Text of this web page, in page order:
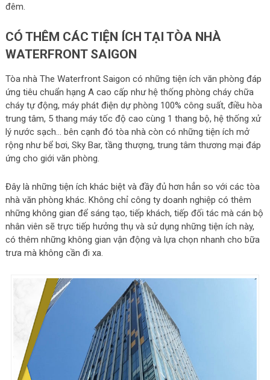
đêm.
CÓ THÊM CÁC TIỆN ÍCH TẠI TÒA NHÀ
WATERFRONT SAIGON
Tòa nhà The Waterfront Saigon có những tiện ích văn phòng đáp
ứng tiêu chuẩn hạng A cao cấp như hệ thống phòng cháy chữa
cháy tự động, máy phát điện dự phòng 100% công suất, điều hòa
trung tâm, 5 thang máy tốc độ cao cùng 1 thang bộ, hệ thống xử
lý nước sạch… bên cạnh đó tòa nhà còn có những tiện ích mở
rộng như bể bơi, Sky Bar, tầng thượng, trung tâm thương mại đáp
ứng cho giới văn phòng.
Đây là những tiện ích khác biệt và đầy đủ hơn hẳn so với các tòa
nhà văn phòng khác. Không chỉ công ty doanh nghiệp có thêm
những không gian để sáng tạo, tiếp khách, tiếp đối tác mà cán bộ
nhân viên sẽ trực tiếp hưởng thụ và sử dụng những tiện ích này,
có thêm những không gian vận động và lựa chọn nhanh cho bữa
trưa mà không cần đi xa.